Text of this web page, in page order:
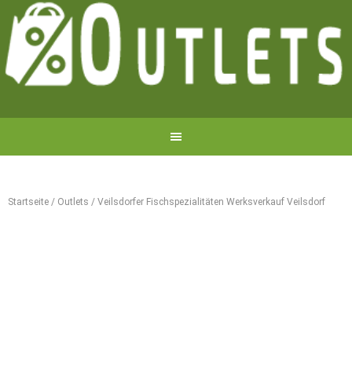
Startseite / Outlets / Veilsdorfer Fischspezialitäten Werksverkauf Veilsdorf